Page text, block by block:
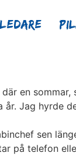
en
Jag hyrde
sen
på telefon